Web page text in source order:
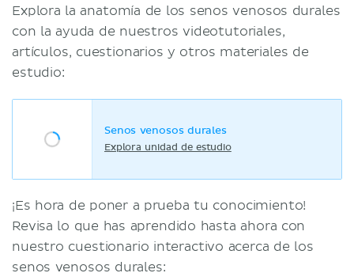
Explora la anatomía de los senos venosos durales
con la ayuda de nuestros videotutoriales,
artículos, cuestionarios y otros materiales de
estudio:
Senos venosos durales
Explora unidad de estudio
¡Es hora de poner a prueba tu conocimiento!
Revisa lo que has aprendido hasta ahora con
nuestro cuestionario interactivo acerca de los
senos venosos durales: